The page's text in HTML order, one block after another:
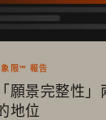
限™ 報告
願景完整性
地位